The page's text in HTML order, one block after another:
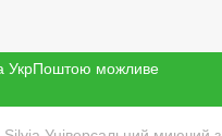
УкрПоштою можливе